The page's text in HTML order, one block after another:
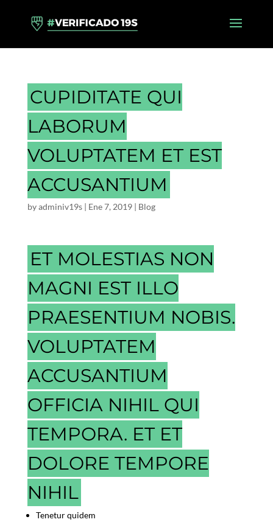
CUPIDITATE QUI
LABORUM
VOLUPTATEM ET EST
ACCUSANTIUM
byadminiv19s| Ene 7, 2019| Blog
ET MOLESTIAS NON
MAGNI EST ILLO
PRAESENTIUM NOBIS.
VOLUPTATEM
ACCUSANTIUM
OFFICIA NIHIL QUI
TEMPORA. ET ET
DOLORE TEMPORE
NIHIL
Tenetur quidem